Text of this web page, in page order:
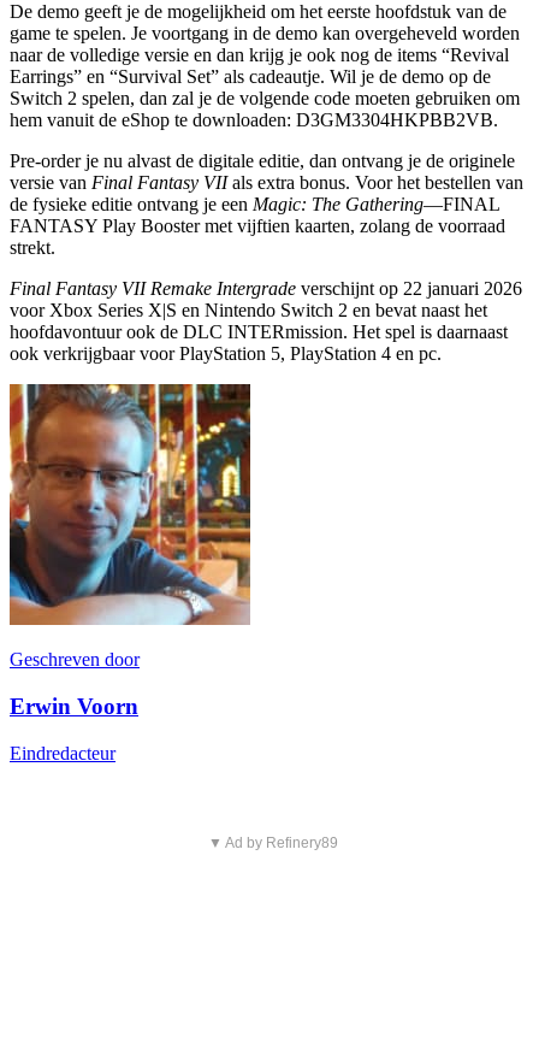
De demo geeft je de mogelijkheid om het eerste hoofdstuk van de
game te spelen. Je voortgang in de demo kan overgeheveld worden
naar de volledige versie en dan krijg je ook nog de items “Revival
Earrings” en “Survival Set” als cadeautje. Wil je de demo op de
Switch 2 spelen, dan zal je de volgende code moeten gebruiken om
hem vanuit de eShop te downloaden: D3GM3304HKPBB2VB.
Pre-order je nu alvast de digitale editie, dan ontvang je de originele
versie van Final Fantasy VIIals extra bonus. Voor het bestellen van
de fysieke editie ontvang je een Magic: The Gathering—FINAL
FANTASY Play Booster met vijftien kaarten, zolang de voorraad
strekt.
Final Fantasy VII Remake Intergrade verschijnt op 22 januari 2026
voor Xbox Series X|S en Nintendo Switch 2 en bevat naast het
hoofdavontuur ook de DLC INTERmission. Het spel is daarnaast
ook verkrijgbaar voor PlayStation 5, PlayStation 4 en pc.
Geschreven door
Erwin Voorn
Eindredacteur
▼ Ad by Refinery89